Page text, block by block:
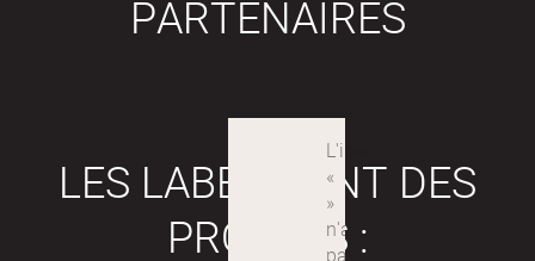
PARTENAIRES
LES LABEX SONT DES
PROJETS :